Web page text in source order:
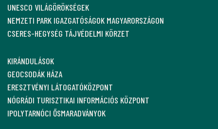
UNESCO VILÁGÖRÖKSÉGEK
NEMZETI PARK IGAZGATÓSÁGOK MAGYARORSZÁGON
CSERES-HEGYSÉG TÁJVÉDELMI KÖRZET
KIRÁNDULÁSOK
GEOCSODÁK HÁZA
ERESZTVÉNYI LÁTOGATÓKÖZPONT
NÓGRÁDI TURISZTIKAI INFORMÁCIÓS KÖZPONT
IPOLYTARNÓCI ŐSMARADVÁNYOK